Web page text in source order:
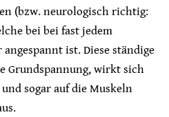
(bzw. neurologisch richtig:
bei bei fast jedem
ist. Diese ständige
Grundspannung, wirkt sich
sogar auf die Muskeln